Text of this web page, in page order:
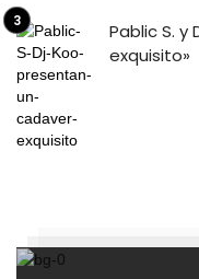
Pablic S. y
exquisito»